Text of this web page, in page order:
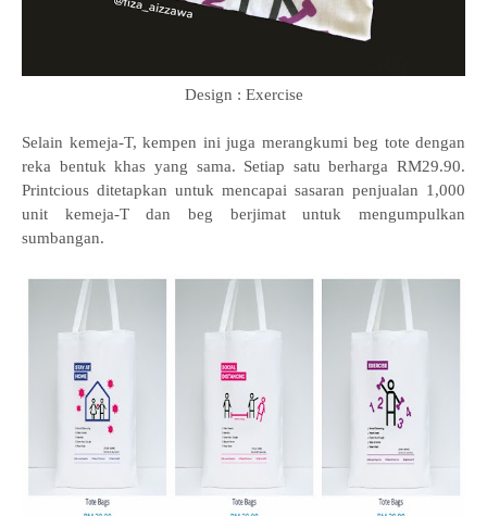
Design : Exercise
Selain kemeja-T, kempen ini juga merangkumi beg tote dengan
reka bentuk khas yang sama. Setiap satu berharga RM29.90.
Printcious ditetapkan untuk mencapai sasaran penjualan 1,000
unit kemeja-T dan beg berjimat untuk mengumpulkan
sumbangan.